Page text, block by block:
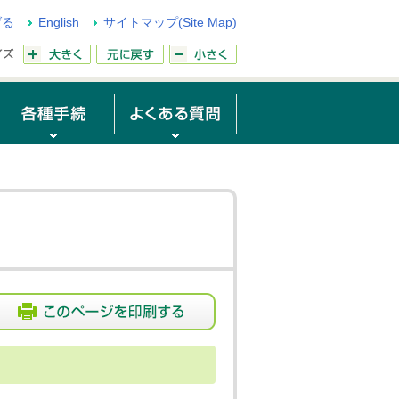
English サイトマップ(Site Map)